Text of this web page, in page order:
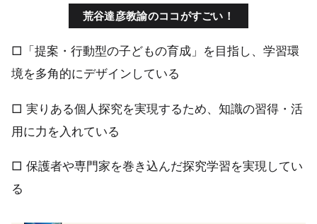
荒谷達彦教諭のココがすごい！
□「提案・行動型の子どもの育成」を目指し、学習環
境を多角的にデザインしている
□ 実りある個人探究を実現するため、知識の習得・活
用に力を入れている
□ 保護者や専門家を巻き込んだ探究学習を実現してい
る